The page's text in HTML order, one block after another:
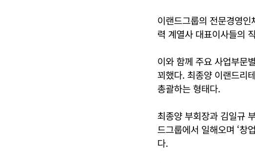
이랜드그룹의 전문경영
력 계열사 대표이사들의
이와 함께 주요 사업부문
꾀했다. 최종양 이랜드리
총괄하는 형태다.
최종양 부회장과 김일규
드그룹에서 일해오며 ‘창
다.